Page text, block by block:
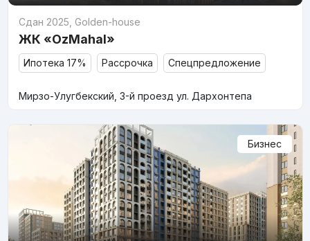
Сдан 2025 Golden-house
ЖК «OzMahal»
Ипотека 17% Рассрочка Спецпредложение
Мирзо-Улугбекский, 3-й проезд ул. Дархонтепа
Бизнес